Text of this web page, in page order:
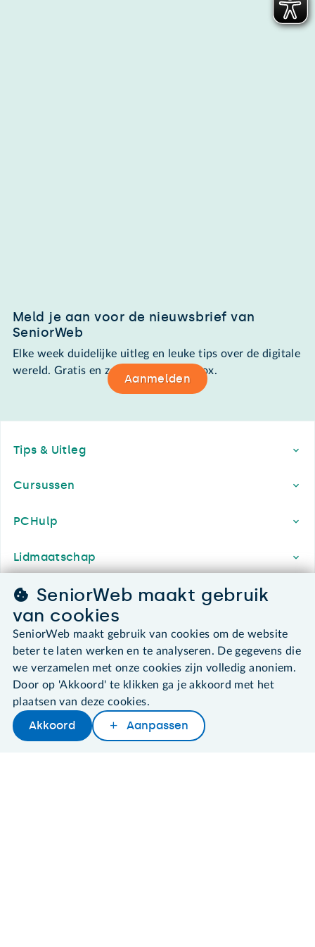
Later lezen Delen Woordenboek
Meld je aan voor de nieuwsbrief van
SeniorWeb
Elke week duidelijke uitleg en leuke tips over de digitale
wereld. Gratis en zomaar in de mailbox.
Aanmelden
Tips & Uitleg
Cursussen
PCHulp
Lidmaatschap
Contact & Service
Over SeniorWeb
SeniorWeb.
De computerhulp voor u.
030 - 276 99 65
leden@seniorweb.nl
SeniorWeb maakt gebruik
van cookies
SeniorWeb maakt gebruik van cookies om de website
beter te laten werken en te analyseren. De gegevens die
we verzamelen met onze cookies zijn volledig anoniem.
Door op 'Akkoord' te klikken ga je akkoord met het
plaatsen van deze cookies.
Akkoord Aanpassen